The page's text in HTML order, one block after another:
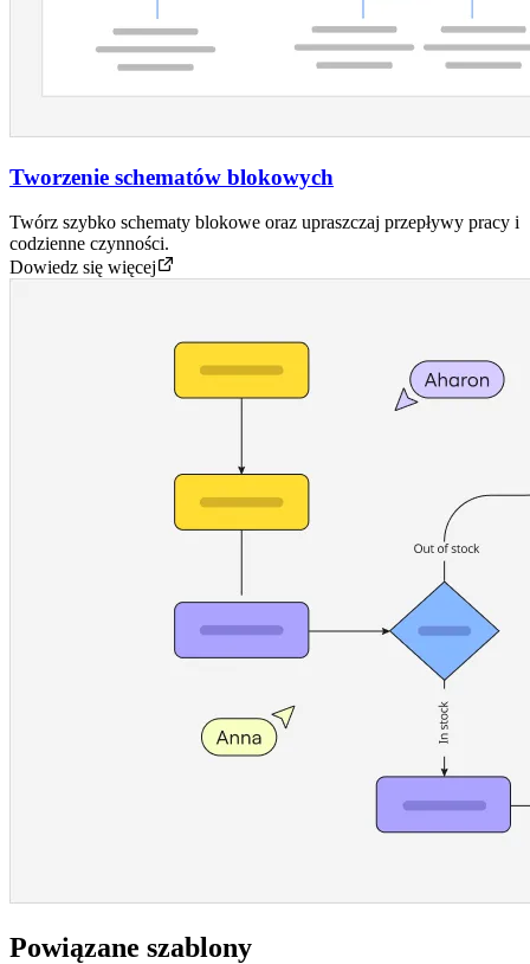
Tworzenie schematów blokowych
Twórz szybko schematy blokowe oraz upraszczaj przepływy pracy i
codzienne czynności.
Dowiedz się więcej
Powiązane szablony